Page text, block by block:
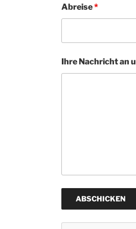
Abreise*
Ihre Nachricht an